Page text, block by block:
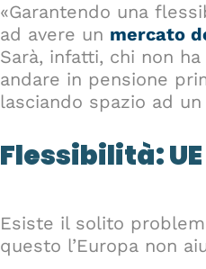
«Garantendo una
ad avere un mercato
Sarà, infatti, chi non
andare in pensione
lasciando spazio ad un
Flessibilità:
Esiste il solito
questo l’Europa non